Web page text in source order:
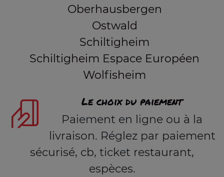
Oberhausbergen
Ostwald
Schiltigheim
Schiltigheim Espace Européen
Wolfisheim
Le choix du paiement
Paiement en ligne ou à la
livraison. Réglez par paiement
sécurisé, cb, ticket restaurant,
espèces.